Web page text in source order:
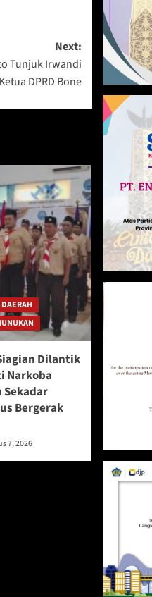
Next:
Tunjuk Irwandi
DPRD Bone
Dilantik
Narkoba
Sekadar
Bergerak
7, 2026